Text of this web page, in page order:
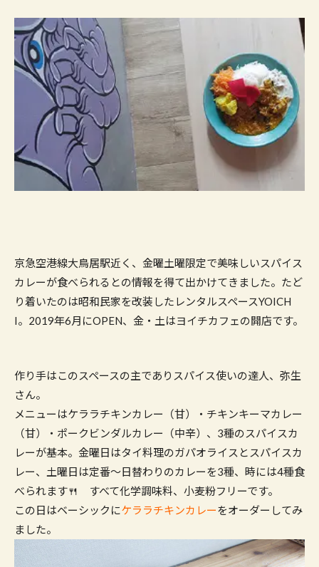
京急空港線大鳥居駅近く、金曜土曜限定で美味しいスパイス
カレーが食べられるとの情報を得て出かけてきました。たど
り着いたのは昭和民家を改装したレンタルスペースYOICH
I。2019年6月にOPEN、金・土はヨイチカフェの開店です。
作り手はこのスペースの主でありスパイス使いの達人、弥生
さん。
メニューはケララチキンカレー（甘）・チキンキーマカレー
（甘）・ポークビンダルカレー（中辛）、3種のスパイスカ
レーが基本。金曜日はタイ料理のガパオライスとスパイスカ
レー、土曜日は定番〜日替わりのカレーを3種、時には4種食
べられます🍴 すべて化学調味料、小麦粉フリーです。
この日はベーシックにケララチキンカレーをオーダーしてみ
ました。